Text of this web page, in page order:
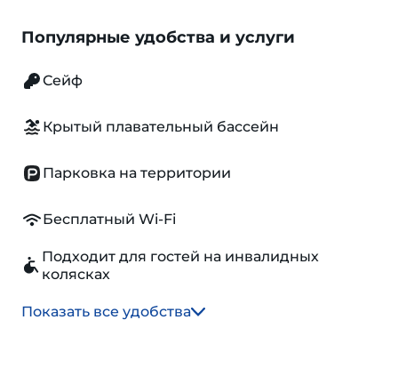
Популярные удобства и услуги
Сейф
Крытый плавательный бассейн
Парковка на территории
Бесплатный Wi-Fi
Подходит для гостей на инвалидных
колясках
Показать все удобства